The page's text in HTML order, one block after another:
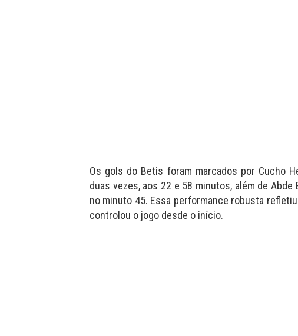
Os gols do Betis foram marcados por Cucho
duas vezes, aos 22 e 58 minutos, além de
no minuto 45. Essa performance robusta
controlou o jogo desde o início.